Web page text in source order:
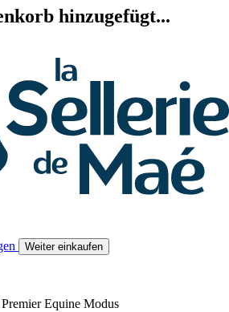
hinzugefügt...
Weiter einkaufen
Equine Modus